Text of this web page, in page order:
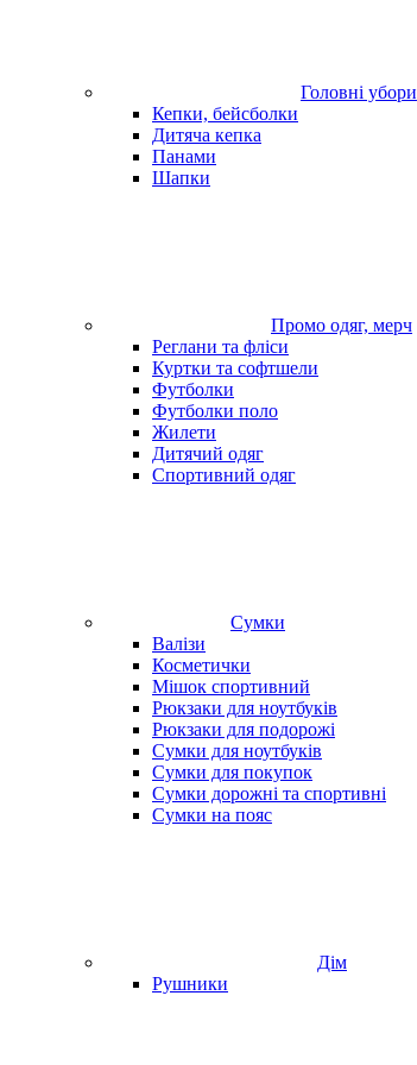
Головні убори
Кепки, бейсболки
Дитяча кепка
Панами
Шапки
Промо одяг, мерч
Реглани та фліси
Куртки та софтшели
Футболки
Футболки поло
Жилети
Дитячий одяг
Спортивний одяг
Сумки
Валізи
Косметички
Мішок спортивний
Рюкзаки для ноутбуків
Рюкзаки для подорожі
Сумки для ноутбуків
Сумки для покупок
Сумки дорожні та спортивні
Сумки на пояс
Дім
Рушники